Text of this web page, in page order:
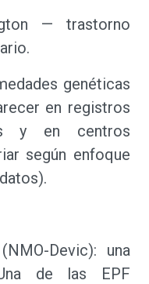
— trastorno
genéticas
en registros
y en centros
según enfoque
Devic): una
de las EPF